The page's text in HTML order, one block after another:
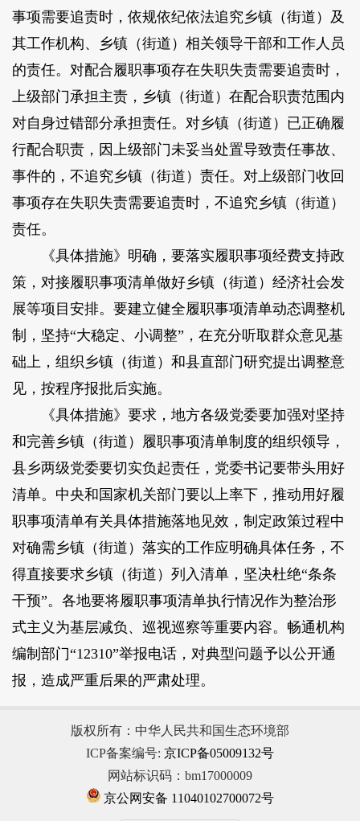
事项需要追责时，依规依纪依法追究乡镇（街道）及
其工作机构、乡镇（街道）相关领导干部和工作人员
的责任。对配合履职事项存在失职失责需要追责时，
上级部门承担主责，乡镇（街道）在配合职责范围内
对自身过错部分承担责任。对乡镇（街道）已正确履
行配合职责，因上级部门未妥当处置导致责任事故、
事件的，不追究乡镇（街道）责任。对上级部门收回
事项存在失职失责需要追责时，不追究乡镇（街道）
责任。
《具体措施》明确，要落实履职事项经费支持政
策，对接履职事项清单做好乡镇（街道）经济社会发
展等项目安排。要建立健全履职事项清单动态调整机
制，坚持“大稳定、小调整”，在充分听取群众意见基
础上，组织乡镇（街道）和县直部门研究提出调整意
见，按程序报批后实施。
《具体措施》要求，地方各级党委要加强对坚持
和完善乡镇（街道）履职事项清单制度的组织领导，
县乡两级党委要切实负起责任，党委书记要带头用好
清单。中央和国家机关部门要以上率下，推动用好履
职事项清单有关具体措施落地见效，制定政策过程中
对确需乡镇（街道）落实的工作应明确具体任务，不
得直接要求乡镇（街道）列入清单，坚决杜绝“条条
干预”。各地要将履职事项清单执行情况作为整治形
式主义为基层减负、巡视巡察等重要内容。畅通机构
编制部门“12310”举报电话，对典型问题予以公开通
报，造成严重后果的严肃处理。
版权所有：中华人民共和国生态环境部
ICP备案编号: 京ICP备05009132号
网站标识码：bm17000009
京公网安备 11040102700072号